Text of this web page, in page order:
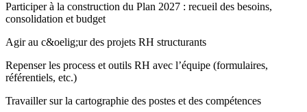
Participer à la construction du Plan 2027 : recueil des besoins,
consolidation et budget
Agir au c&oelig;ur des projets RH structurants
Repenser les process et outils RH avec l’équipe (formulaires,
référentiels, etc.)
Travailler sur la cartographie des postes et des compétences